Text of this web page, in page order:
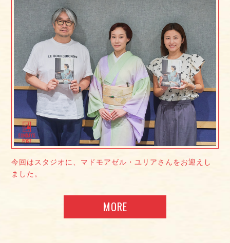
今回はスタジオに、マドモアゼル・ユリアさんをお迎えし
ました。
MORE